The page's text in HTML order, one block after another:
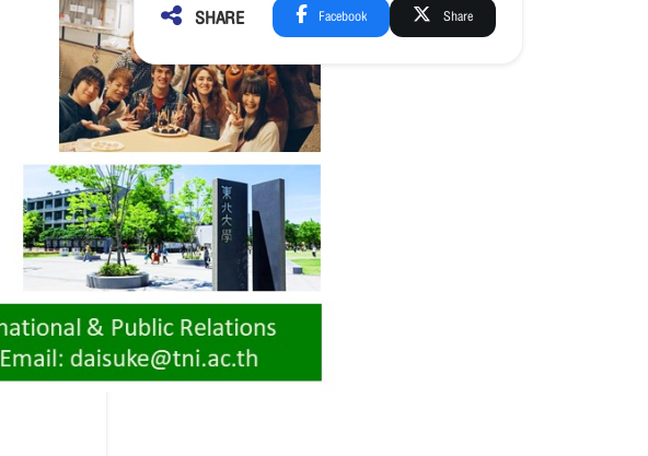
SHARE Facebook Share